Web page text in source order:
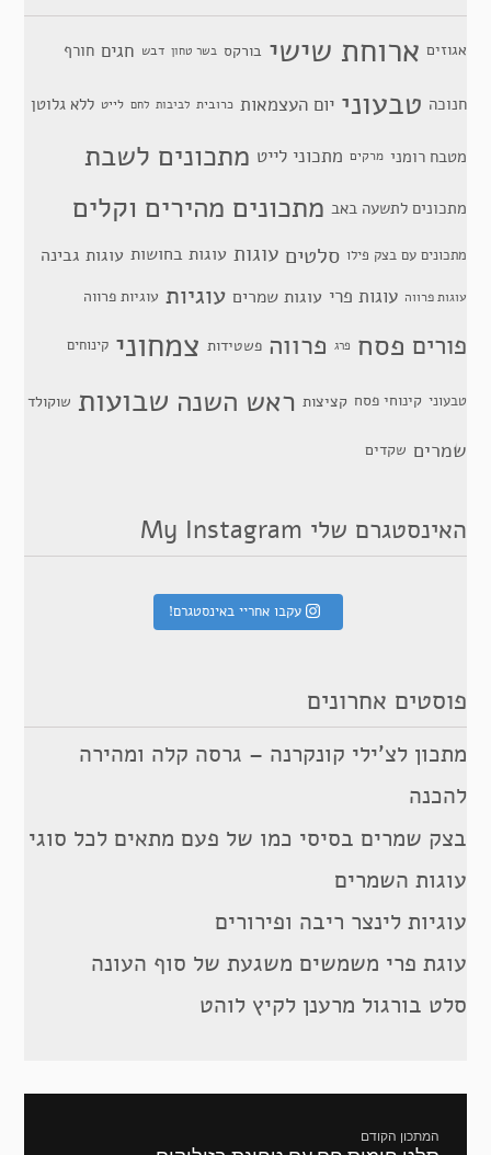
אגוזים ארוחת שישי בורקס בשר טחון דבש חגים חורף
חנוכה טבעוני יום העצמאות כרובית לביבות לחם לייט ללא גלוטן
מטבח רומני מרקים מתכוני לייט מתכונים לשבת
מתכונים לתשעה באב מתכונים מהירים וקלים
מתכונים עם בצק פילו סלטים עוגות עוגות בחושות עוגות גבינה
עוגות פרווה עוגות פרי עוגות שמרים עוגיות עוגיות פרווה
פורים פסח פרג פרווה פשטידות צמחוני קינוחים
טבעוני קינוחי פסח קציצות ראש השנה שבועות שוקולד
שמרים שקדים
האינסטגרם שלי My Instagram
עקבו אחריי באינסטגרם!
פוסטים אחרונים
מתכון לצ’ילי קונקרנה – גרסה קלה ומהירה
להכנה
בצק שמרים בסיסי כמו של פעם מתאים לכל סוגי
עוגות השמרים
עוגיות לינצר ריבה ופירורים
עוגת פרי משמשים משגעת של סוף העונה
סלט בורגול מרענן לקיץ לוהט
המתכון הקודם